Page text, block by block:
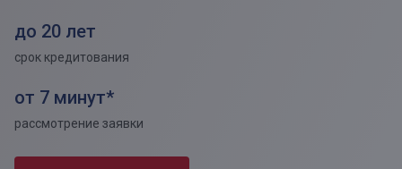
до 20 лет
срок кредитования
от 7 минут*
рассмотрение заявки